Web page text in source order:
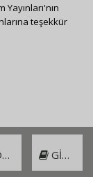
GIRIŞ
Yayınları'nın
teşekkür